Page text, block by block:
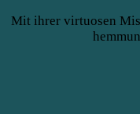
Mit ihrer virtuosen